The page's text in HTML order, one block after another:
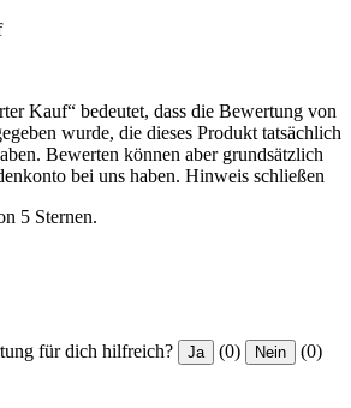
Kauf“ bedeutet, dass die Bewertung von
wurde, die dieses Produkt tatsächlich
Bewerten können aber grundsätzlich
bei uns haben. Hinweis schließen
5 Sternen.
für dich hilfreich? Ja (0) Nein (0)